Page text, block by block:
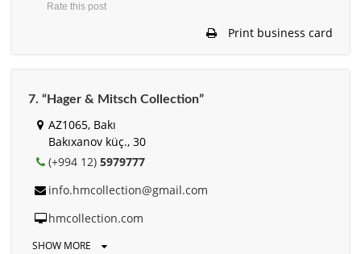
Rate this post
Print business card
7. “Hager & Mitsch Collection”
AZ1065, Bakı
Bakıxanov küç., 30
(+994 12) 5979777
info.hmcollection@gmail.com
hmcollection.com
SHOW MORE